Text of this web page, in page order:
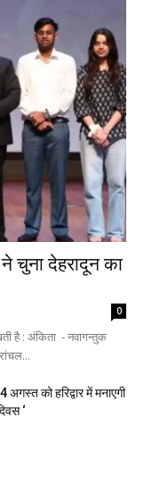
चुना देहरादून का
0
है : अंकिता - नवागन्तुक
अगस्त को हरिद्वार में मनाएगी
‘